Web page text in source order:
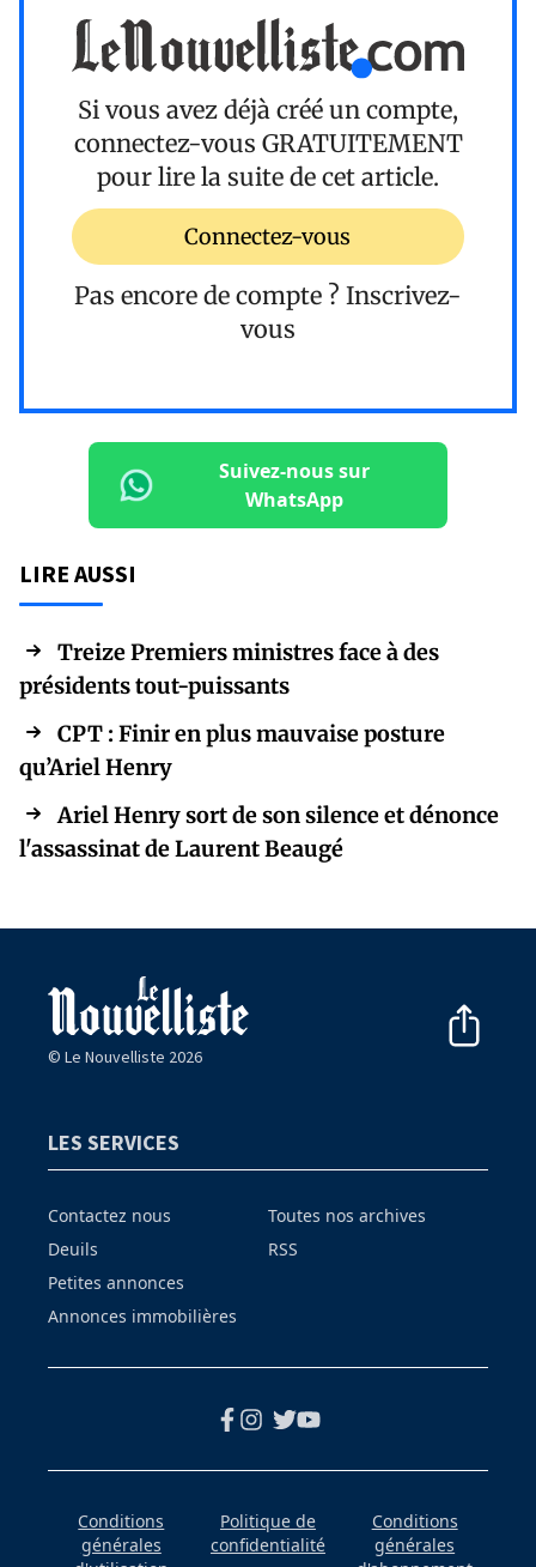
Si vous avez déjà créé un compte,
connectez-vous GRATUITEMENT
pour lire la suite de cet article.
Connectez-vous
Pas encore de compte ? Inscrivez-
vous
Suivez-nous sur
WhatsApp
LIRE AUSSI
Treize Premiers ministres face à des
présidents tout-puissants
CPT : Finir en plus mauvaise posture
qu’Ariel Henry
Ariel Henry sort de son silence et dénonce
l'assassinat de Laurent Beaugé
© Le Nouvelliste 2026
LES SERVICES
Contactez nous
Deuils
Petites annonces
Annonces immobilières
Toutes nos archives
RSS
Conditions
générales
Politique de
confidentialité
Conditions
générales